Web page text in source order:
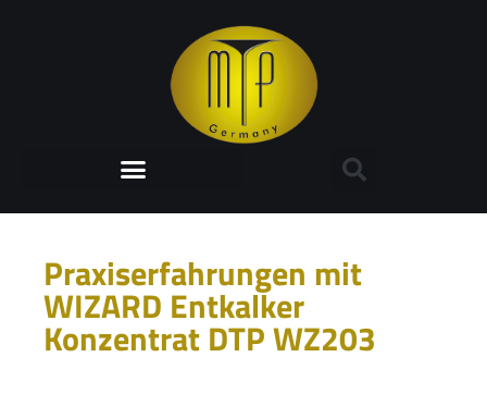
Praxiserfahrungen mit
WIZARD Entkalker
Konzentrat DTP WZ203